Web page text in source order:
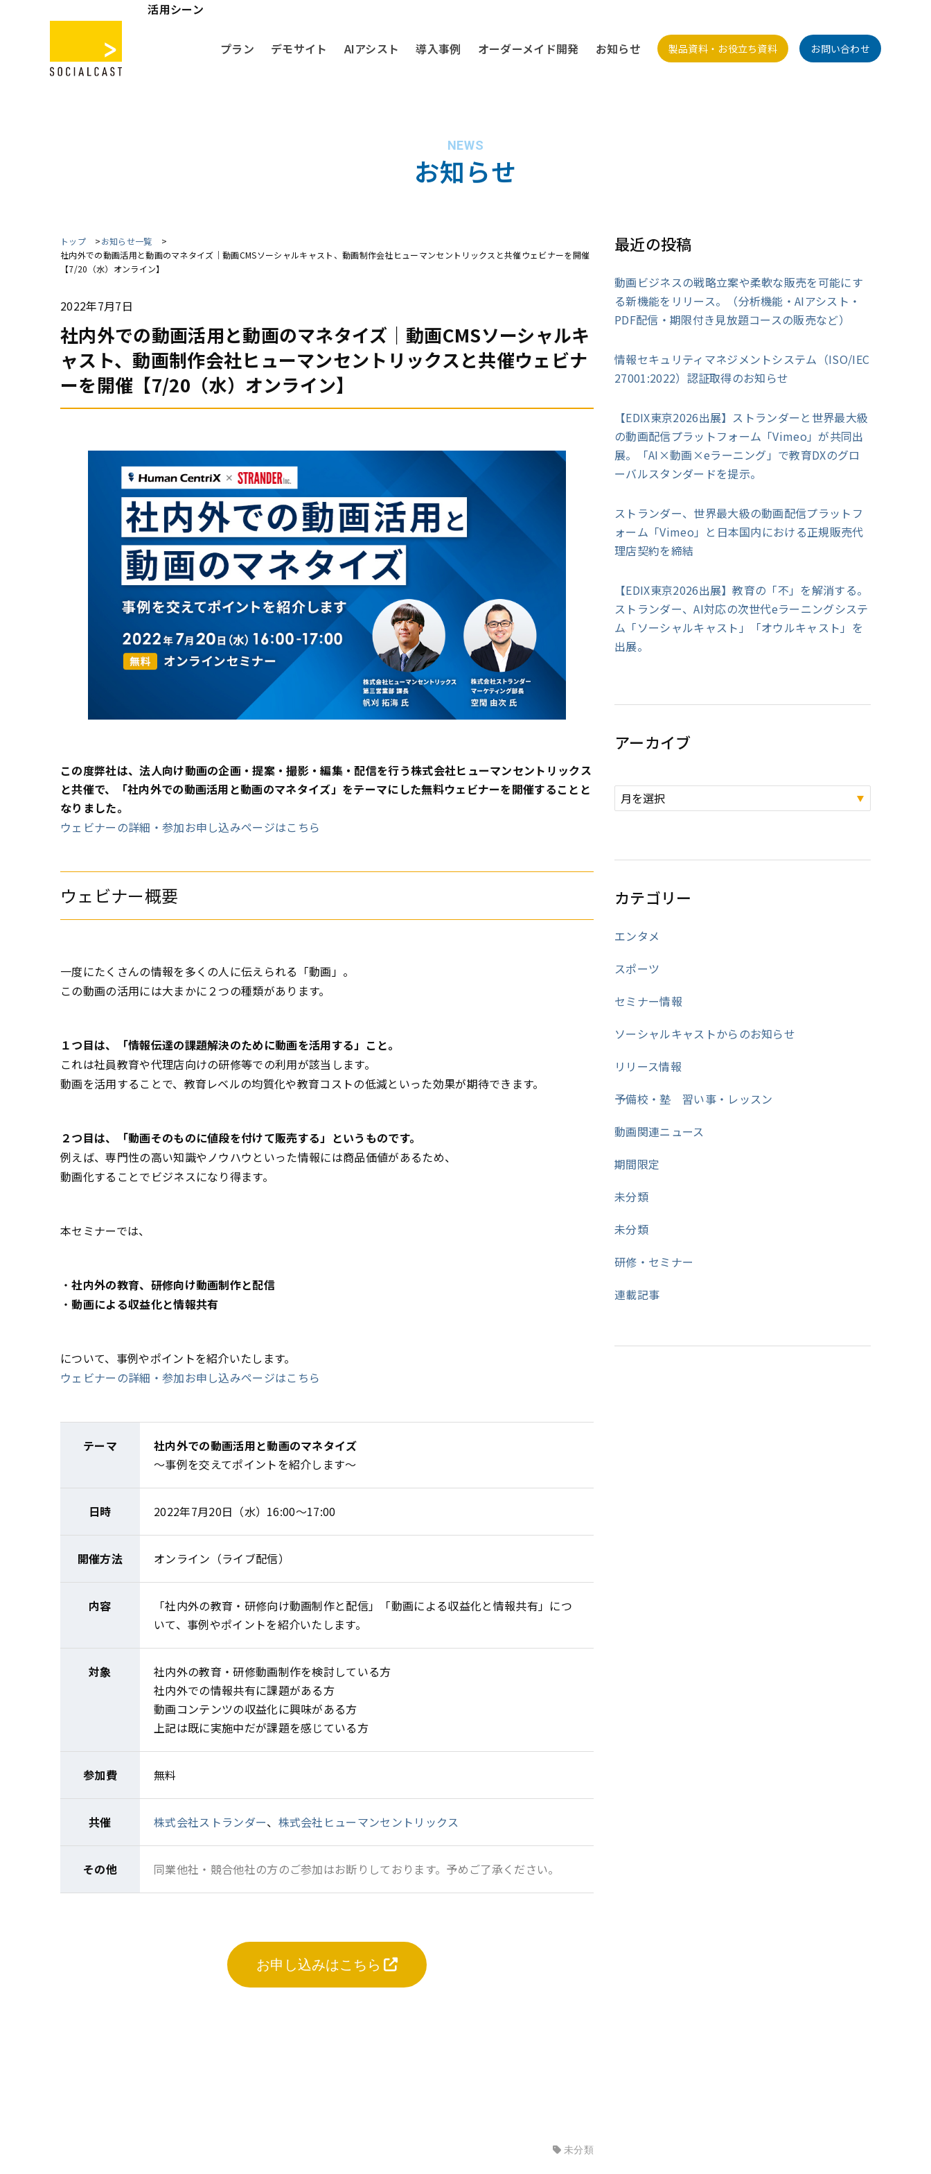
活用シーン
プラン デモサイト AIアシスト 導入事例 オーダーメイド開発 お知らせ 製品資料・お役立ち資料 お問い合わせ
お知らせ
NEWS
トップ
お知らせ一覧
社内外での動画活用と動画のマネタイズ｜動画CMSソーシャルキャスト、動画制作会社ヒューマンセントリックスと共催ウェビナーを開催
【7/20（水）オンライン】
2022年7月7日
社内外での動画活用と動画のマネタイズ｜動画CMSソーシャルキ
ャスト、動画制作会社ヒューマンセントリックスと共催ウェビナ
ーを開催【7/20（水）オンライン】
この度弊社は、法人向け動画の企画・提案・撮影・編集・配信を行う株式会社ヒューマンセントリックス
と共催で、「社内外での動画活用と動画のマネタイズ」をテーマにした無料ウェビナーを開催することと
なりました。
ウェビナーの詳細・参加お申し込みページはこちら
ウェビナー概要
一度にたくさんの情報を多くの人に伝えられる「動画」。
この動画の活用には大まかに２つの種類があります。
１つ目は、「情報伝達の課題解決のために動画を活用する」こと。
これは社員教育や代理店向けの研修等での利用が該当します。
動画を活用することで、教育レベルの均質化や教育コストの低減といった効果が期待できます。
２つ目は、「動画そのものに値段を付けて販売する」というものです。
例えば、専門性の高い知識やノウハウといった情報には商品価値があるため、
動画化することでビジネスになり得ます。
本セミナーでは、
・社内外の教育、研修向け動画制作と配信
・動画による収益化と情報共有
について、事例やポイントを紹介いたします。
ウェビナーの詳細・参加お申し込みページはこちら
テーマ
社内外での動画活用と動画のマネタイズ
～事例を交えてポイントを紹介します～
日時 2022年7月20日（水）16:00～17:00
開催方法 オンライン（ライブ配信）
内容
「社内外の教育・研修向け動画制作と配信」「動画による収益化と情報共有」につ
いて、事例やポイントを紹介いたします。
対象
社内外の教育・研修動画制作を検討している方
社内外での情報共有に課題がある方
動画コンテンツの収益化に興味がある方
上記は既に実施中だが課題を感じている方
参加費 無料
共催 株式会社ストランダー、 株式会社ヒューマンセントリックス
その他 同業他社・競合他社の方のご参加はお断りしております。予めご了承ください。
お申し込みはこちら
未分類
最近の投稿
動画ビジネスの戦略立案や柔軟な販売を可能にす
る新機能をリリース。（分析機能・AIアシスト・
PDF配信・期限付き見放題コースの販売など）
情報セキュリティマネジメントシステム（ISO/IEC
27001:2022）認証取得のお知らせ
【EDIX東京2026出展】ストランダーと世界最大級
の動画配信プラットフォーム「Vimeo」が共同出
展。「AI×動画×eラーニング」で教育DXのグロ
ーバルスタンダードを提示。
ストランダー、世界最大級の動画配信プラットフ
ォーム「Vimeo」と日本国内における正規販売代
理店契約を締結
【EDIX東京2026出展】教育の「不」を解消する。
ストランダー、AI対応の次世代eラーニングシステ
ム「ソーシャルキャスト」「オウルキャスト」を
出展。
アーカイブ
カテゴリー
エンタメ
スポーツ
セミナー情報
ソーシャルキャストからのお知らせ
リリース情報
予備校・塾 習い事・レッスン
動画関連ニュース
期間限定
未分類
未分類
研修・セミナー
連載記事